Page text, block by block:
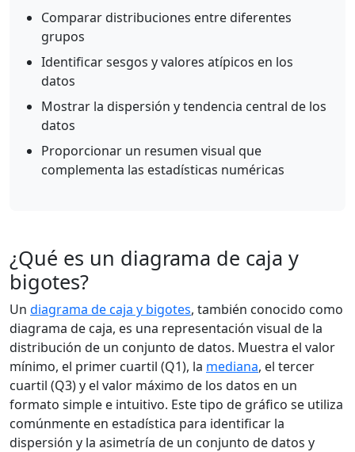
Comparar distribuciones entre diferentes
grupos
Identificar sesgos y valores atípicos en los
datos
Mostrar la dispersión y tendencia central de los
datos
Proporcionar un resumen visual que
complementa las estadísticas numéricas
¿Qué es un diagrama de caja y
bigotes?
Un diagrama de caja y bigotes, también conocido como
diagrama de caja, es una representación visual de la
distribución de un conjunto de datos. Muestra el valor
mínimo, el primer cuartil (Q1), la mediana, el tercer
cuartil (Q3) y el valor máximo de los datos en un
formato simple e intuitivo. Este tipo de gráfico se utiliza
comúnmente en estadística para identificar la
dispersión y la asimetría de un conjunto de datos y